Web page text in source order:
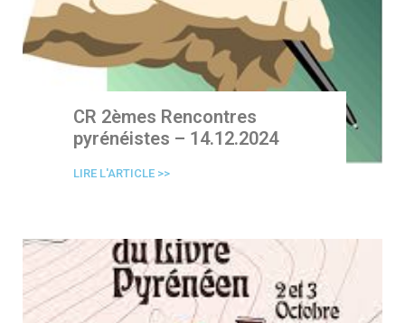
CR 2èmes Rencontres
pyrénéistes – 14.12.2024
LIRE L'ARTICLE >>